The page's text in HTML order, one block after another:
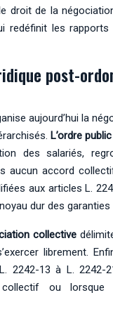
droit de la
redéfinit les
post-
aujourd’hui la
L’ordre public
des salariés,
aucun accord
aux articles L.
dur des garanties
collective
librement.
2242-13 à L. 2242-
collectif ou lorsque